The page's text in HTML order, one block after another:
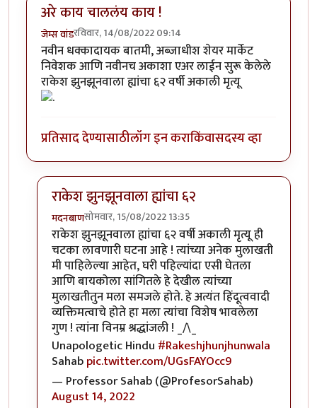
अरे काय चाललंय काय !
जेम्स वांडरविवार, 14/08/2022 09:14
नवीन धक्कादायक बातमी, अब्जाधीश शेयर मार्केट
निवेशक आणि नवीनच अकाशा एअर लाईन सुरू केलेले
राकेश झुनझूनवाला ह्यांचा ६२ वर्षी अकाली मृत्यू
प्रतिसाद देण्यासाठीलॉग इन कराकिंवासदस्य व्हा
राकेश झुनझूनवाला ह्यांचा ६२
मदनबाणसोमवार, 15/08/2022 13:35
In reply toअरे काय चाललंय काय !byजेम्स वांड
राकेश झुनझूनवाला ह्यांचा ६२ वर्षी अकाली मृत्यू ही
चटका लावणारी घटना आहे ! त्यांच्या अनेक मुलाखती
मी पाहिलेल्या आहेत, घरी पहिल्यांदा एसी घेतला
आणि बायकोला सांगितले हे देखील त्यांच्या
मुलाखतीतुन मला समजले होते. हे अत्यंत हिंदूत्ववादी
व्यक्तिमत्वाचे होते हा मला त्यांचा विशेष भावलेला
गुण ! त्यांना विनम्र श्रद्धांजली ! _/\_
Unapologetic Hindu #Rakeshjhunjhunwala
Sahabpic.twitter.com/UGsFAYOcc9
— Professor Sahab (@ProfesorSahab)
August 14, 2022